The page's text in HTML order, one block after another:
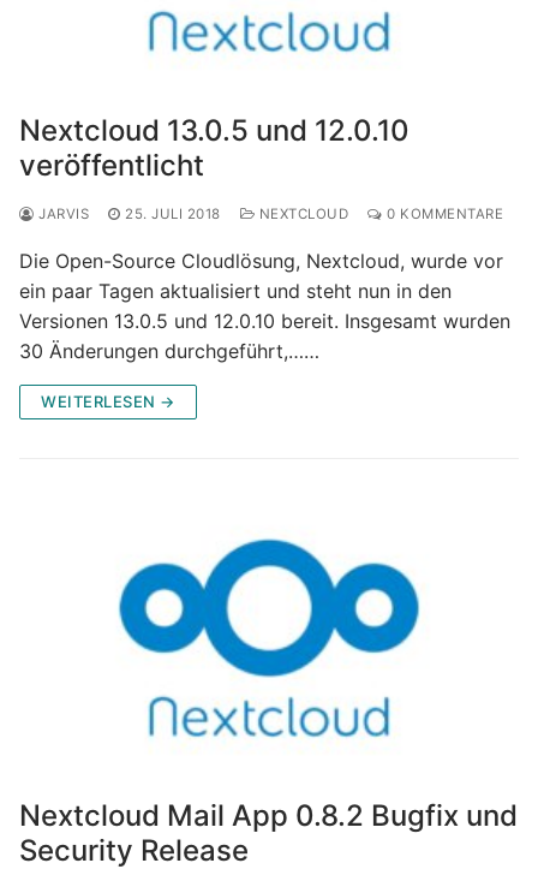
Nextcloud 13.0.5 und 12.0.10
veröffentlicht
JARVIS 25. JULI 2018 NEXTCLOUD 0 KOMMENTARE
Die Open-Source Cloudlösung, Nextcloud, wurde vor
ein paar Tagen aktualisiert und steht nun in den
Versionen 13.0.5 und 12.0.10 bereit. Insgesamt wurden
30 Änderungen durchgeführt,……
WEITERLESEN →
Nextcloud Mail App 0.8.2 Bugfix und
Security Release